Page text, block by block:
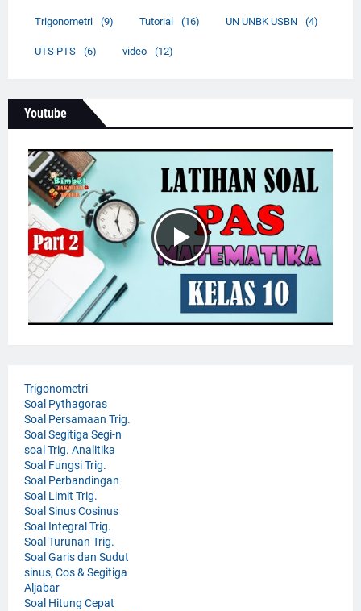
Trigonometri (9) Tutorial (16) UN UNBK USBN (4)
UTS PTS (6) video (12)
Youtube
Trigonometri
Soal Pythagoras
Soal Persamaan Trig.
Soal Segitiga Segi-n
soal Trig. Analitika
Soal Fungsi Trig.
Soal Perbandingan
Soal Limit Trig.
Soal Sinus Cosinus
Soal Integral Trig.
Soal Turunan Trig.
Soal Garis dan Sudut
sinus, Cos & Segitiga
Aljabar
Soal Hitung Cepat